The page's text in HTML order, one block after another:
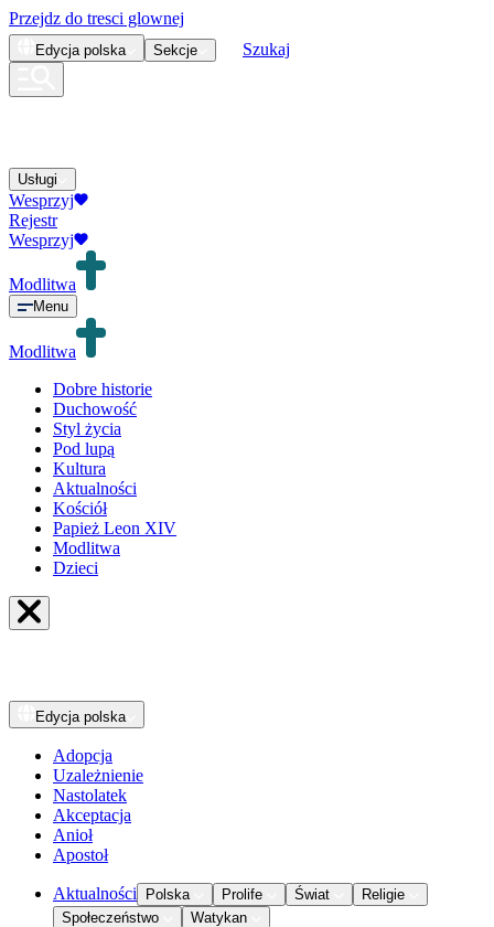
Przejdz do tresci glownej
Edycja polska Sekcje Szukaj
Usługi
Wesprzyj
Rejestr
Wesprzyj
Modlitwa
Menu
Modlitwa
Dobre historie
Duchowość
Styl życia
Pod lupą
Kultura
Aktualności
Kościół
Papież Leon XIV
Modlitwa
Dzieci
Edycja polska
Adopcja
Uzależnienie
Nastolatek
Akceptacja
Anioł
Apostoł
Aktualności Polska Prolife Świat
Religie
Społeczeństwo
Watykan